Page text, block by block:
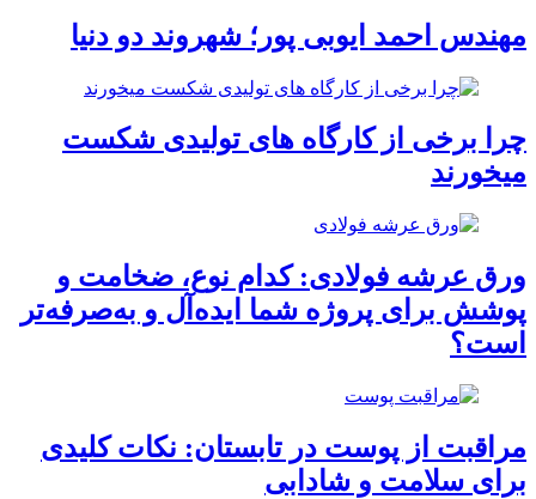
مهندس احمد ایوبی ‌پور؛ شهروند دو دنیا
چرا برخی از کارگاه‌ های تولیدی شکست
میخورند
ورق عرشه فولادی: کدام نوع، ضخامت و
پوشش برای پروژه شما ایده‌آل و به‌صرفه‌تر
است؟
مراقبت از پوست در تابستان: نکات کلیدی
برای سلامت و شادابی